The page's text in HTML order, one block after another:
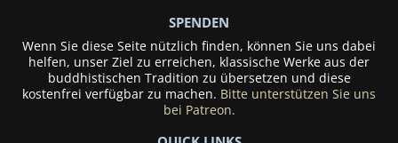
SPENDEN
Wenn Sie diese Seite nützlich finden, können Sie uns dabei
helfen, unser Ziel zu erreichen, klassische Werke aus der
buddhistischen Tradition zu übersetzen und diese
kostenfrei verfügbar zu machen. Bitte unterstützen Sie uns
bei Patreon.